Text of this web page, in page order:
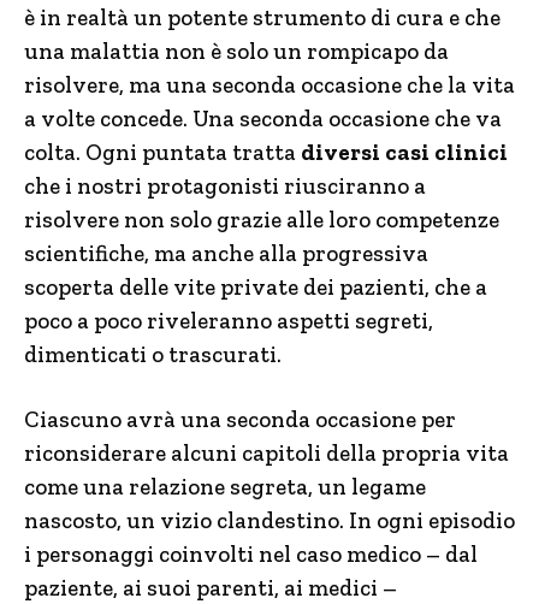
è in realtà un potente strumento di cura e che
una malattia non è solo un rompicapo da
risolvere, ma una seconda occasione che la vita
a volte concede. Una seconda occasione che va
colta. Ogni puntata tratta diversi casi clinici
che i nostri protagonisti riusciranno a
risolvere non solo grazie alle loro competenze
scientifiche, ma anche alla progressiva
scoperta delle vite private dei pazienti, che a
poco a poco riveleranno aspetti segreti,
dimenticati o trascurati.
Ciascuno avrà una seconda occasione per
riconsiderare alcuni capitoli della propria vita
come una relazione segreta, un legame
nascosto, un vizio clandestino. In ogni episodio
i personaggi coinvolti nel caso medico – dal
paziente, ai suoi parenti, ai medici –